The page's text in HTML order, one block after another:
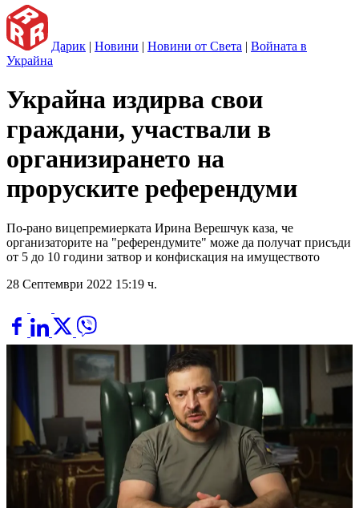
Дарик | Новини | Новини от Света | Войната в
Украйна
Украйна издирва свои
граждани, участвали в
организирането на
проруските референдуми
По-рано вицепремиерката Ирина Верешчук каза, че
организаторите на "референдумите" може да получат присъди
от 5 до 10 години затвор и конфискация на имуществото
28 Септември 2022 15:19 ч.